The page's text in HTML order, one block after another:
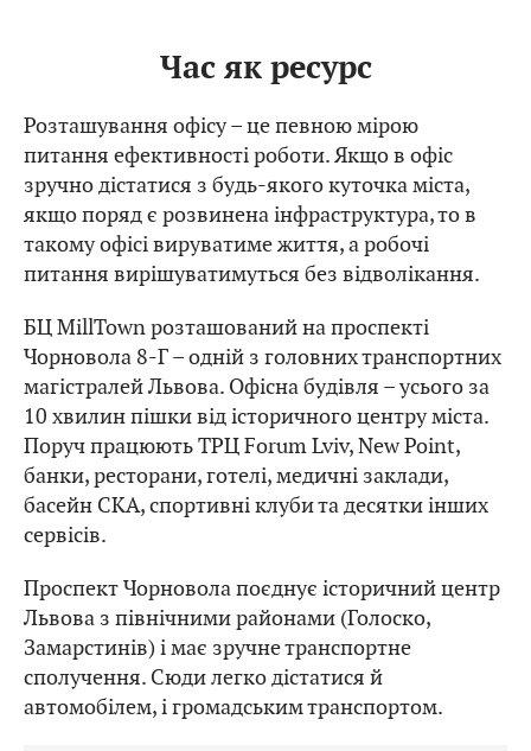
Час як ресурс
Розташування офісу – це певною мірою
питання ефективності роботи. Якщо в офіс
зручно дістатися з будь-якого куточка міста,
якщо поряд є розвинена інфраструктура, то в
такому офісі вируватиме життя, а робочі
питання вирішуватимуться без відволікання.
БЦ MillTown розташований на проспекті
Чорновола 8-Г – одній з головних транспортних
магістралей Львова. Офісна будівля – усього за
10 хвилин пішки від історичного центру міста.
Поруч працюють ТРЦ Forum Lviv, New Point,
банки, ресторани, готелі, медичні заклади,
басейн СКА, спортивні клуби та десятки інших
сервісів.
Проспект Чорновола поєднує історичний центр
Львова з північними районами (Голоско,
Замарстинів) і має зручне транспортне
сполучення. Сюди легко дістатися й
автомобілем, і громадським транспортом.